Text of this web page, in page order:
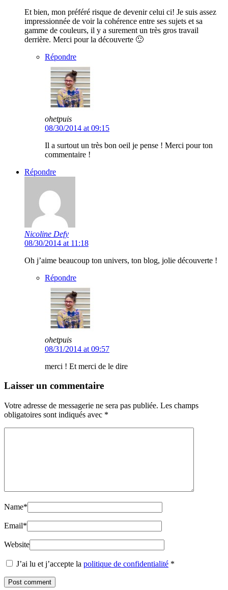
Et bien, mon préféré risque de devenir celui ci! Je suis assez
impressionnée de voir la cohérence entre ses sujets et sa
gamme de couleurs, il y a surement un très gros travail
derrière. Merci pour la découverte 🙂
Répondre
ohetpuis
08/30/2014 at 09:15
Il a surtout un très bon oeil je pense ! Merci pour ton
commentaire !
Répondre
Nicoline Defy
08/30/2014 at 11:18
Oh j’aime beaucoup ton univers, ton blog, jolie découverte !
Répondre
ohetpuis
08/31/2014 at 09:57
merci ! Et merci de le dire
Laisser un commentaire
Votre adresse de messagerie ne sera pas publiée. Les champs
obligatoires sont indiqués avec *
Name*
Email*
Website
J’ai lu et j’accepte la politique de confidentialité *